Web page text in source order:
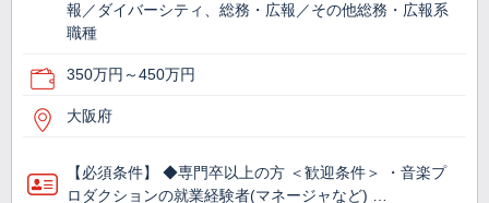
報／ダイバーシティ、総務・広報／その他総務・広報系
職種
350万円～450万円
大阪府
【必須条件】 ◆専門卒以上の方 ＜歓迎条件＞ ・音楽プ
ロダクションの就業経験者(マネージャなど) …